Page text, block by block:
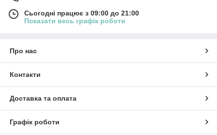
Сьогодні працює з 09:00 до 21:00
Показати весь графік роботи
Про нас
Контакти
Доставка та оплата
Графік роботи